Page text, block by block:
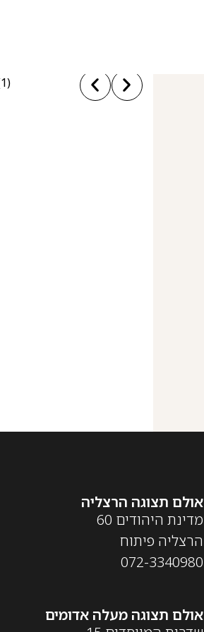
אולם תצוגה הרצליה
מדינת היהודים 60
הרצליה פיתוח
072-3340980
אולם תצוגה מעלה אדומים